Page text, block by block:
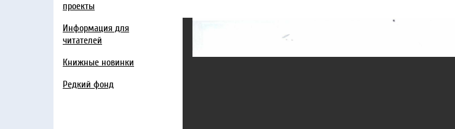
проекты
Информация для
читателей
Книжные новинки
Редкий фонд